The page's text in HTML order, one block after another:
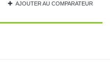
AJOUTER AU COMPARATEUR